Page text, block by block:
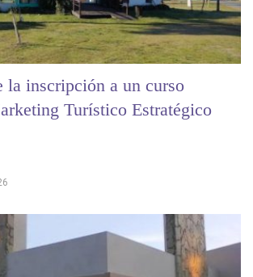
la inscripción a un curso
Turístico Estratégico